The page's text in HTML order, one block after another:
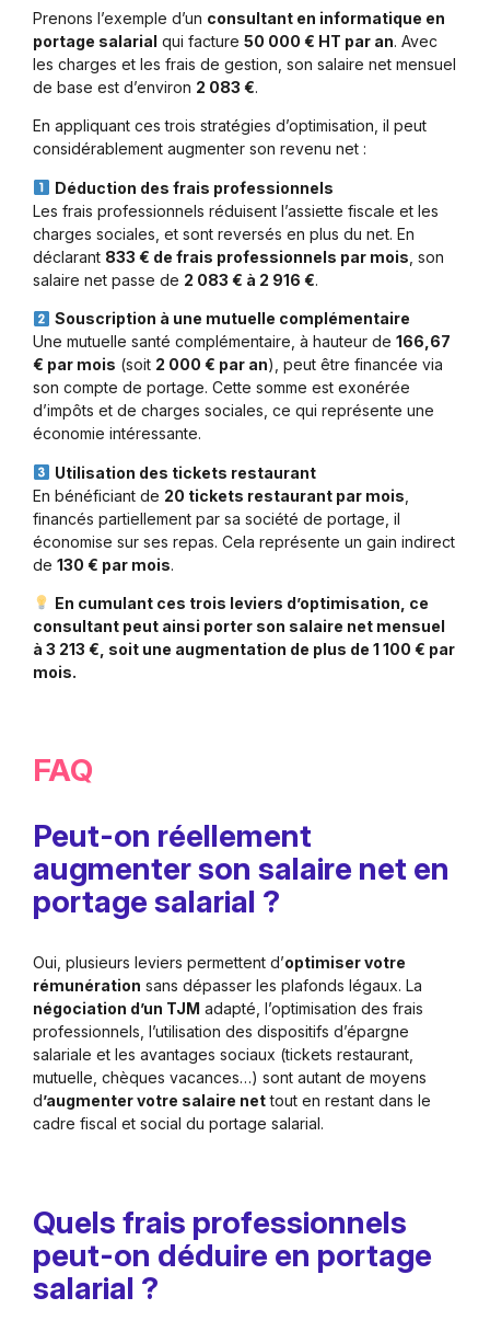
Prenons l’exemple d’un consultant en informatique en
portage salarial qui facture 50 000 € HT par an. Avec
les charges et les frais de gestion, son salaire net mensuel
de base est d’environ 2 083 €.
En appliquant ces trois stratégies d’optimisation, il peut
considérablement augmenter son revenu net :
Déduction des frais professionnels
Les frais professionnels réduisent l’assiette fiscale et les
charges sociales, et sont reversés en plus du net. En
déclarant 833 € de frais professionnels par mois , son
salaire net passe de 2 083 € à 2 916 €.
Souscription à une mutuelle complémentaire
Une mutuelle santé complémentaire, à hauteur de 166,67
€ par mois (soit 2 000 € par an), peut être financée via
son compte de portage. Cette somme est exonérée
d’impôts et de charges sociales, ce qui représente une
économie intéressante.
Utilisation des tickets restaurant
En bénéficiant de 20 tickets restaurant par mois
financés partiellement par sa société de portage, il
économise sur ses repas. Cela représente un gain indirect
de 130 € par mois.
En cumulant ces trois leviers d’optimisation, ce
consultant peut ainsi porter son salaire net mensuel
à 3 213 €, soit une augmentation de plus de 1 100 € par
mois.
FAQ
Peut-on réellement
augmenter son salaire net en
portage salarial ?
Oui, plusieurs leviers permettent d’optimiser votre
rémunération sans dépasser les plafonds légaux. La
négociation d’un TJM adapté, l’optimisation des frais
professionnels, l’utilisation des dispositifs d’épargne
salariale et les avantages sociaux (tickets restaurant,
mutuelle, chèques vacances…) sont autant de moyens
d’augmenter votre salaire nettout en restant dans le
cadre fiscal et social du portage salarial.
Quels frais professionnels
peut-on déduire en portage
salarial ?